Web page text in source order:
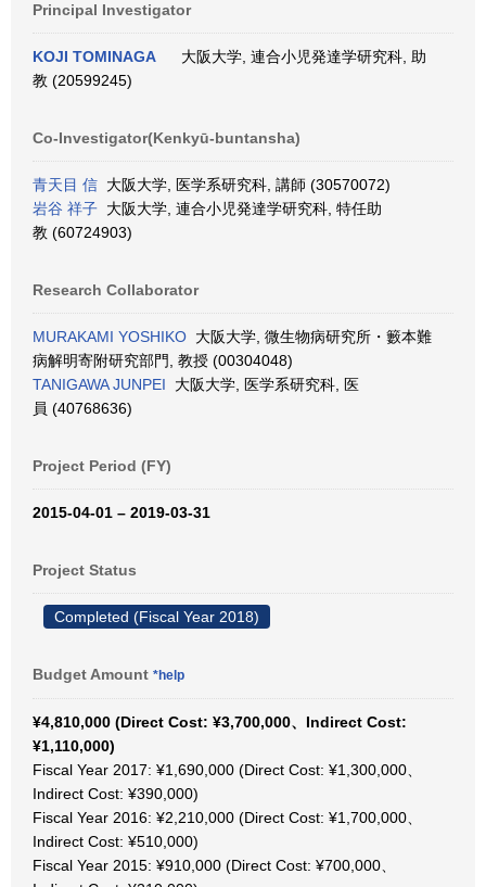
Principal Investigator
KOJI TOMINAGA
大阪大学, 連合小児発達学研究科, 助
教 (20599245)
Co-Investigator(Kenkyū-buntansha)
青天目 信 大阪大学, 医学系研究科, 講師 (30570072)
岩谷 祥子 大阪大学, 連合小児発達学研究科, 特任助
教 (60724903)
Research Collaborator
MURAKAMI YOSHIKO 大阪大学, 微生物病研究所・籔本難
病解明寄附研究部門, 教授 (00304048)
TANIGAWA JUNPEI 大阪大学, 医学系研究科, 医
員 (40768636)
Project Period (FY)
2015-04-01 – 2019-03-31
Project Status
Completed (Fiscal Year 2018)
Budget Amount *help
¥4,810,000 (Direct Cost: ¥3,700,000、Indirect Cost:
¥1,110,000)
Fiscal Year 2017: ¥1,690,000 (Direct Cost: ¥1,300,000、
Indirect Cost: ¥390,000)
Fiscal Year 2016: ¥2,210,000 (Direct Cost: ¥1,700,000、
Indirect Cost: ¥510,000)
Fiscal Year 2015: ¥910,000 (Direct Cost: ¥700,000、